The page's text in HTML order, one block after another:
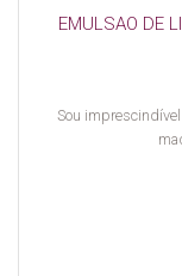
EMULSAO DE
Sou